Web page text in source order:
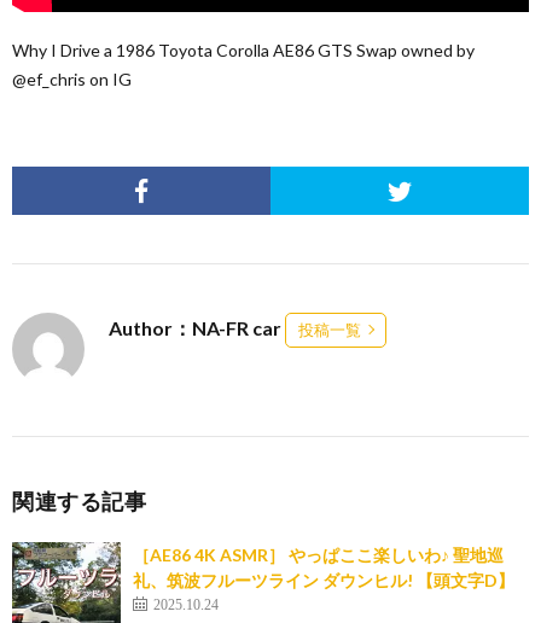
Why I Drive a 1986 Toyota Corolla AE86 GTS Swap owned by
@ef_chris on IG
Author：NA-FR car 投稿一覧
関連する記事
［AE86 4K ASMR］ やっぱここ楽しいわ♪ 聖地巡
礼、筑波フルーツライン ダウンヒル! 【頭文字D】
2025.10.24